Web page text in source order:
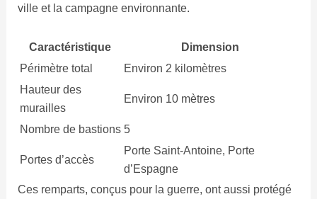
ville et la campagne environnante.
Caractéristique
Dimension
Périmètre total
Environ 2 kilomètres
Hauteur des
murailles
Environ 10 mètres
Nombre de bastions 5
Portes d’accès
Porte Saint-Antoine, Porte
d’Espagne
Ces remparts, conçus pour la guerre, ont aussi protégé